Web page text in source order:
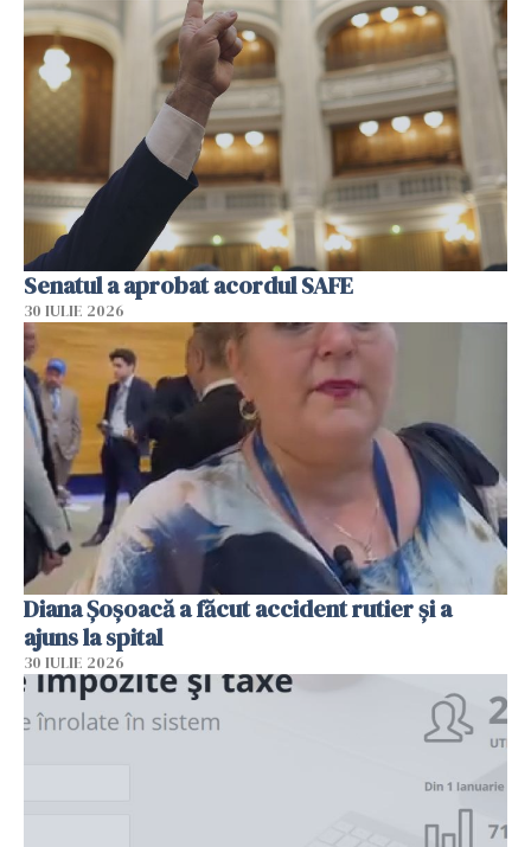
Senatul a aprobat acordul SAFE
30 IULIE 2026
Diana Șoșoacă a făcut accident rutier și a
ajuns la spital
30 IULIE 2026